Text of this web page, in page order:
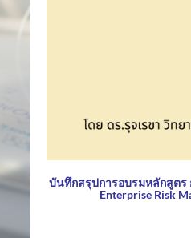
บันทึกสรุปการอบรมหลักสูตร
Enterprise Risk